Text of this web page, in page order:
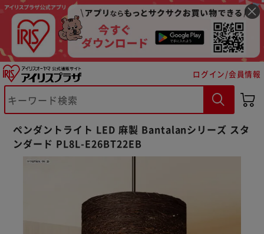
ログイン/会員情報
ペンダントライト LED 麻製 Bantalanシリーズ スタ
ンダード PL8L-E26BT22EB
※ご確認ください